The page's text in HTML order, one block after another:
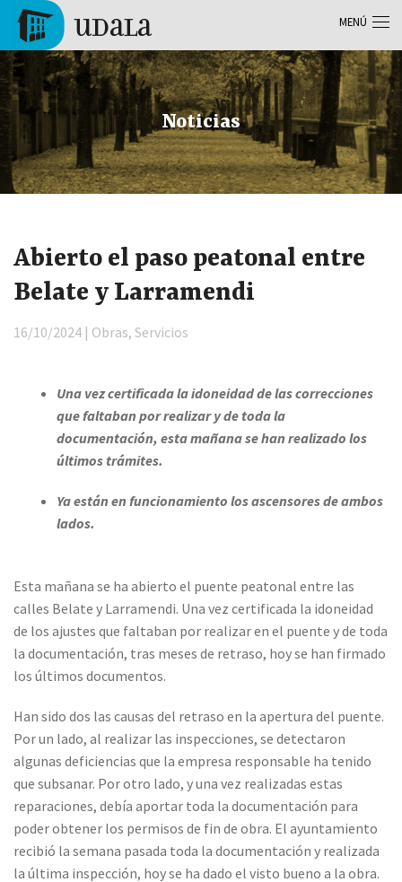
Pasar al contenido principal
Tolosa
Noticias
Abierto el paso peatonal entre
Belate y Larramendi
16/10/2024 | Obras, Servicios
Una vez certificada la idoneidad de las correcciones
que faltaban por realizar y de toda la
documentación, esta mañana se han realizado los
últimos trámites.
Ya están en funcionamiento los ascensores de ambos
lados.
Esta mañana se ha abierto el puente peatonal entre las
calles Belate y Larramendi. Una vez certificada la idoneidad
de los ajustes que faltaban por realizar en el puente y de toda
la documentación, tras meses de retraso, hoy se han firmado
los últimos documentos.
Han sido dos las causas del retraso en la apertura del puente.
Por un lado, al realizar las inspecciones, se detectaron
algunas deficiencias que la empresa responsable ha tenido
que subsanar. Por otro lado, y una vez realizadas estas
reparaciones, debía aportar toda la documentación para
poder obtener los permisos de fin de obra. El ayuntamiento
recibió la semana pasada toda la documentación y realizada
la última inspección, hoy se ha dado el visto bueno a la obra.
MENÚ